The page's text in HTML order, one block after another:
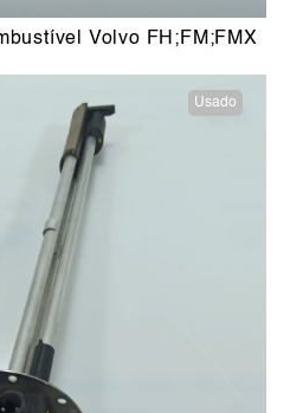
Volvo FH;FM;FMX
Usado